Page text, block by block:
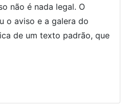
não é nada legal. O
o aviso e a galera do
de um texto padrão, que